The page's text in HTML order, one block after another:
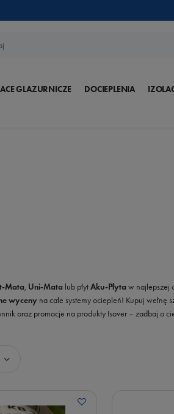
GLAZURNICZE DOCIEPLENIA
Mata, Uni-Mata lub płytAku-Płyta w najlepszej
wyceny na całe systemy ociepleń! Kupuj
oraz promocje na produkty Isover – zadbaj o